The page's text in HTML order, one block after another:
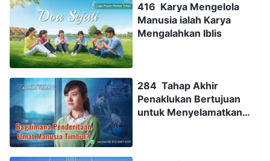
416 Karya Mengelola
Manusia ialah Karya
Mengalahkan Iblis
284 Tahap Akhir
Penaklukan Bertujuan
untuk Menyelamatkan